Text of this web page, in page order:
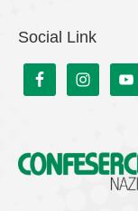
Social Link